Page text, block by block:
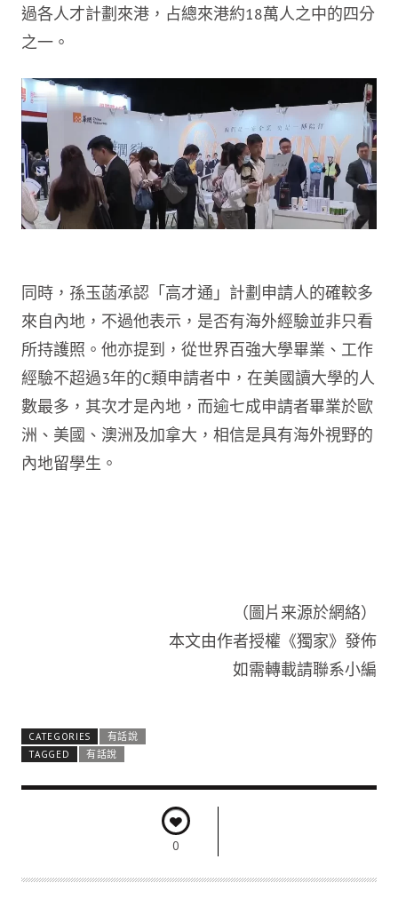
過各人才計劃來港，占總來港約18萬人之中的四分
之一。
同時，孫玉菡承認「高才通」計劃申請人的確較多
來自內地，不過他表示，是否有海外經驗並非只看
所持護照。他亦提到，從世界百強大學畢業、工作
經驗不超過3年的C類申請者中，在美國讀大學的人
數最多，其次才是內地，而逾七成申請者畢業於歐
洲、美國、澳洲及加拿大，相信是具有海外視野的
內地留學生。
（圖片来源於網絡）
本文由作者授權《獨家》發佈
如需轉載請聯系小編
CATEGORIES
有話說
TAGGED
有話說
0